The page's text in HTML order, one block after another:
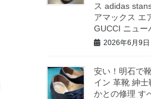
ス adidas
アマックス エ
GUCCI ニュー
2026年6月9日
安い！明石で
イン 革靴 紳
かとの修理 す